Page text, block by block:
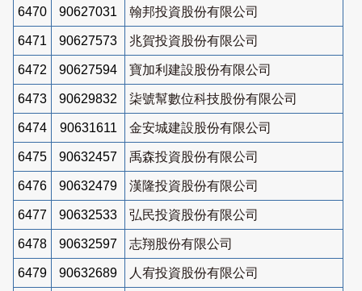
6470 90627031 翰邦投資股份有限公司
6471 90627573 兆賀投資股份有限公司
6472 90627594 寶加利建設股份有限公司
6473 90629832 柒號幫數位科技股份有限公司
6474 90631611 金安城建設股份有限公司
6475 90632457 禹森投資股份有限公司
6476 90632479 漢隆投資股份有限公司
6477 90632533 弘民投資股份有限公司
6478 90632597 志翔股份有限公司
6479 90632689 人宥投資股份有限公司